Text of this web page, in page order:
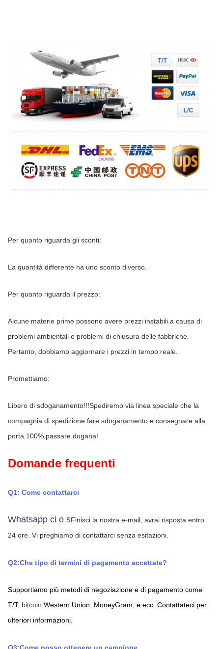
Per quanto riguarda gli sconti:
La quantità differente ha uno sconto diverso.
Per quanto riguarda il prezzo:
Alcune materie prime possono avere prezzi instabili a causa di
problemi ambientali e problemi di chiusura delle fabbriche.
Pertanto, dobbiamo aggiornare i prezzi in tempo reale.
Promettiamo:
Libero di sdoganamento!!!Spediremo via linea speciale che la
compagnia di spedizione fare sdoganamento e consegnare alla
porta.100% passare dogana!
Domande frequenti
Q1: Come contattarci
Whatsapp ci o sFinisci la nostra e-mail, avrai risposta entro
24 ore. Vi preghiamo di contattarci senza esitazioni.
Q2:Che tipo di termini di pagamento accettate?
Supportiamo più metodi di negoziazione e di pagamento come
T/T, bitcoin, Western Union, MoneyGram, e ecc. Contattateci per
ulteriori informazioni.